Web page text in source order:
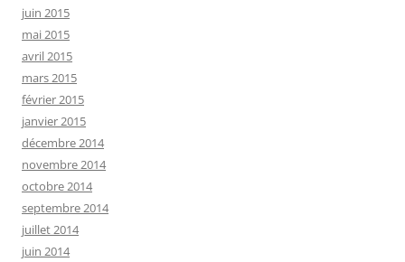
juin 2015
mai 2015
avril 2015
mars 2015
février 2015
janvier 2015
décembre 2014
novembre 2014
octobre 2014
septembre 2014
juillet 2014
juin 2014